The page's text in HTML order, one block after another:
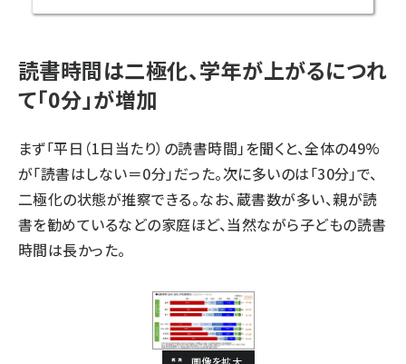
読書時間は二極化、学年が上がるにつれ
て「0分」が増加
まず「平日（1日当たり）の読書時間」を聞くと、全体の49%
が「読書はしない＝0分」だった。次に多いのは「30分」で、
二極化の状態が推察できる。なお、蔵書数が多い、親が読
書を勧めているなどの家庭ほど、当然ながら子どもの読書
時間は長かった。